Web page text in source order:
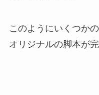
このようにいくつか
オリジナルの脚本が